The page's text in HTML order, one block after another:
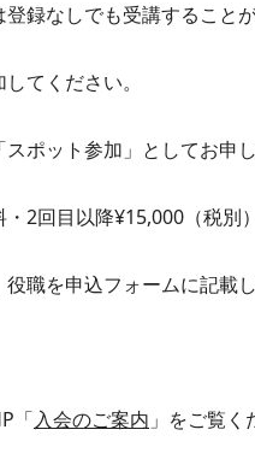
録なしでも受講すること
てください。
ポット参加」としてお申
・2回目以降¥15,000（税別
職を申込フォームに記載し
「入会のご案内 」をご覧く